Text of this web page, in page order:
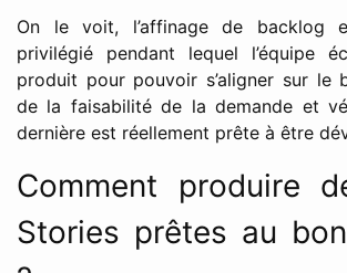
On le voit, l’affinage de backlog
privilégié pendant lequel l’équipe
produit pour pouvoir s’aligner sur le
de la faisabilité de la demande et
dernière est réellement prête à être
Comment produire
Stories prêtes au